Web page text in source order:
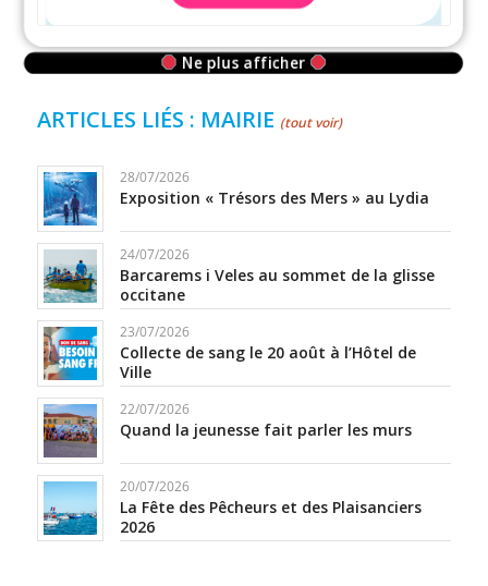
ARTICLES LIÉS : MAIRIE (tout voir)
28/07/2026
Exposition « Trésors des Mers » au Lydia
24/07/2026
Barcarems i Veles au sommet de la glisse
occitane
23/07/2026
Collecte de sang le 20 août à l’Hôtel de
Ville
22/07/2026
Quand la jeunesse fait parler les murs
20/07/2026
La Fête des Pêcheurs et des Plaisanciers
2026
Ne plus afficher